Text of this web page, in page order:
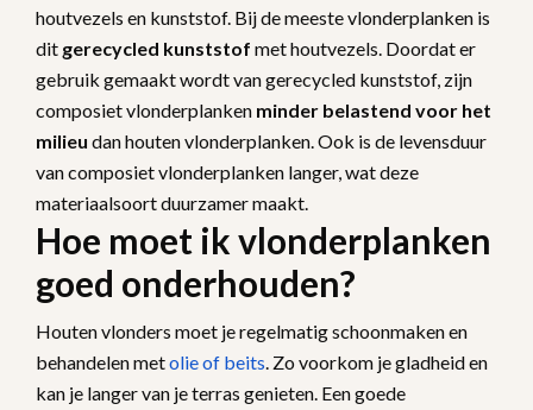
houtvezels en kunststof. Bij de meeste vlonderplanken is
dit gerecycled kunststof met houtvezels. Doordat er
gebruik gemaakt wordt van gerecycled kunststof, zijn
composiet vlonderplanken minder belastend voor het
milieu dan houten vlonderplanken. Ook is de levensduur
van composiet vlonderplanken langer, wat deze
materiaalsoort duurzamer maakt.
Hoe moet ik vlonderplanken
goed onderhouden?
Houten vlonders moet je regelmatig schoonmaken en
behandelen metolie of beits . Zo voorkom je gladheid en
kan je langer van je terras genieten. Een goede